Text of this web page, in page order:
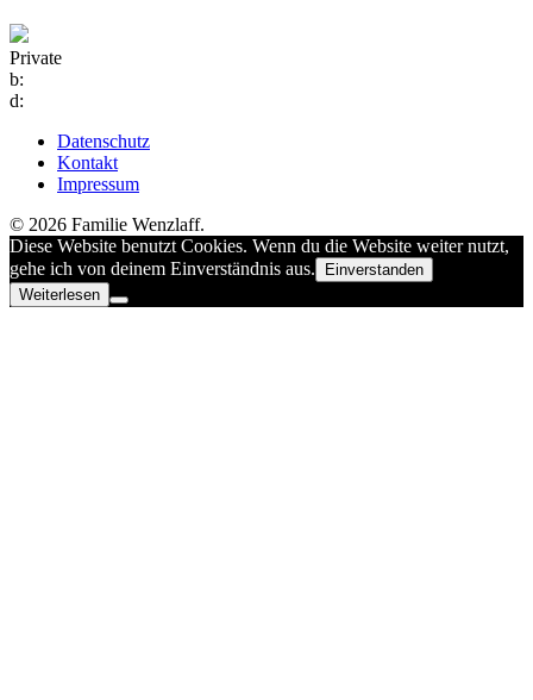
Private
b:
d:
Datenschutz
Kontakt
Impressum
© 2026 Familie Wenzlaff.
Diese Website benutzt Cookies. Wenn du die Website weiter nutzt,
gehe ich von deinem Einverständnis aus.
Einverstanden
Weiterlesen